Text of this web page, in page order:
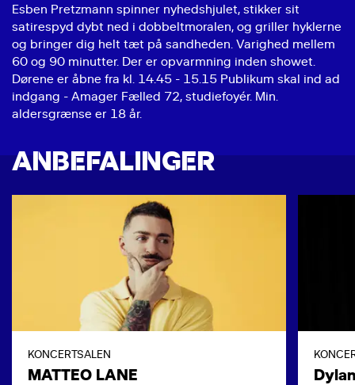
Esben Pretzmann spinner nyhedshjulet, stikker sit
satirespyd dybt ned i dobbeltmoralen, og griller hyklerne
og bringer dig helt tæt på sandheden. Varighed mellem
60 og 90 minutter. Der er opvarmning inden showet.
Dørene er åbne fra kl. 14.45 - 15.15 Publikum skal ind ad
indgang - Amager Fælled 72, studiefoyér. Min.
aldersgrænse er 18 år.
ANBEFALINGER
KONCERTSALEN
MATTEO LANE